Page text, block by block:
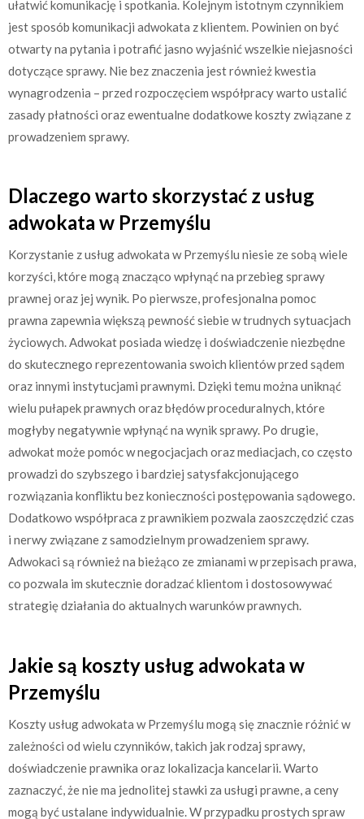
ułatwić komunikację i spotkania. Kolejnym istotnym czynnikiem
jest sposób komunikacji adwokata z klientem. Powinien on być
otwarty na pytania i potrafić jasno wyjaśnić wszelkie niejasności
dotyczące sprawy. Nie bez znaczenia jest również kwestia
wynagrodzenia – przed rozpoczęciem współpracy warto ustalić
zasady płatności oraz ewentualne dodatkowe koszty związane z
prowadzeniem sprawy.
Dlaczego warto skorzystać z usług
adwokata w Przemyślu
Korzystanie z usług adwokata w Przemyślu niesie ze sobą wiele
korzyści, które mogą znacząco wpłynąć na przebieg sprawy
prawnej oraz jej wynik. Po pierwsze, profesjonalna pomoc
prawna zapewnia większą pewność siebie w trudnych sytuacjach
życiowych. Adwokat posiada wiedzę i doświadczenie niezbędne
do skutecznego reprezentowania swoich klientów przed sądem
oraz innymi instytucjami prawnymi. Dzięki temu można uniknąć
wielu pułapek prawnych oraz błędów proceduralnych, które
mogłyby negatywnie wpłynąć na wynik sprawy. Po drugie,
adwokat może pomóc w negocjacjach oraz mediacjach, co często
prowadzi do szybszego i bardziej satysfakcjonującego
rozwiązania konfliktu bez konieczności postępowania sądowego.
Dodatkowo współpraca z prawnikiem pozwala zaoszczędzić czas
i nerwy związane z samodzielnym prowadzeniem sprawy.
Adwokaci są również na bieżąco ze zmianami w przepisach prawa,
co pozwala im skutecznie doradzać klientom i dostosowywać
strategię działania do aktualnych warunków prawnych.
Jakie są koszty usług adwokata w
Przemyślu
Koszty usług adwokata w Przemyślu mogą się znacznie różnić w
zależności od wielu czynników, takich jak rodzaj sprawy,
doświadczenie prawnika oraz lokalizacja kancelarii. Warto
zaznaczyć, że nie ma jednolitej stawki za usługi prawne, a ceny
mogą być ustalane indywidualnie. W przypadku prostych spraw